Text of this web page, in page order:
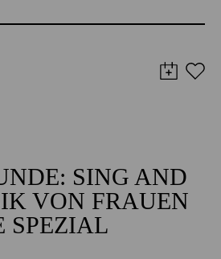
SING AND
VON FRAUEN
SPEZIAL